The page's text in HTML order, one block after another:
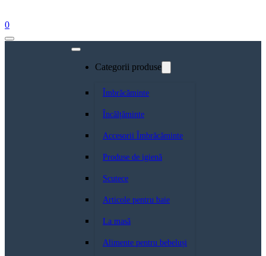
0
Categorii produse
Îmbrăcăminte
Încălțăminte
Accesorii Îmbrăcăminte
Produse de igienă
Scutece
Articole pentru baie
La masă
Alimente pentru bebeluși